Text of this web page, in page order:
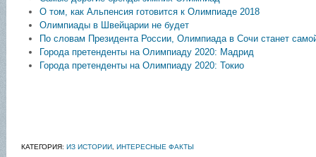
О том, как Альпенсия готовится к Олимпиаде 2018
Олимпиады в Швейцарии не будет
По словам Президента России, Олимпиада в Сочи станет
Города претенденты на Олимпиаду 2020: Мадрид
Города претенденты на Олимпиаду 2020: Токио
КАТЕГОРИЯ: ИЗ ИСТОРИИ, ИНТЕРЕСНЫЕ ФАКТЫ